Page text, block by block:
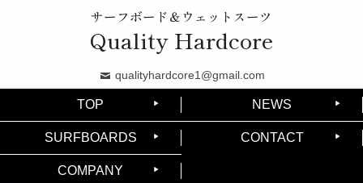
サーフボード＆ウェットスーツ
Quality Hardcore
qualityhardcore1@gmail.com
TOP NEWS
SURFBOARDS CONTACT
COMPANY